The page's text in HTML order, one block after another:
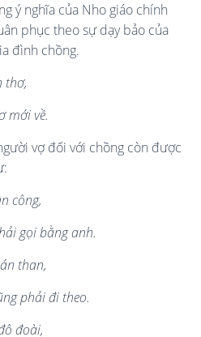
ý nghĩa của Nho giáo chính
phục theo sự dạy bảo của
đình chồng.
thơ,
mới về.
vợ đối với chồng còn được
n công,
gọibằng anh.
than,
phải đi theo.
đoài,